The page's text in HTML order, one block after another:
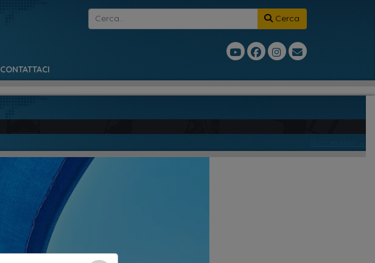
Cerca
CONTATTACI